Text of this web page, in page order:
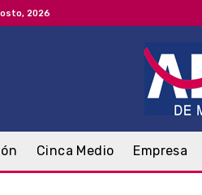
2026
Cinca Medio Empresa